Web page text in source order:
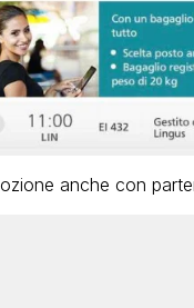
anche con